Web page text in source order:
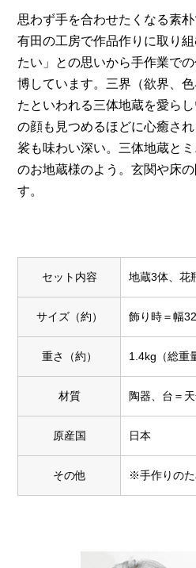
思わず手を合わせたくなる素
有田の工房で作品作りに取り
たい」との思いから手作業で
博しています。三界（欲界、
たといわれる三体地蔵を愛ら
の顔も見つめるほどに心癒さ
裟も味わい深い。三体地蔵と
のお地蔵様のよう。玄関や床
す。
セット内容 地蔵3体、花
サイズ（約） 飾り時＝幅
重さ（約） 1.4kg（総重
材質 陶器、台＝天
原産国 日本
その他 ※手作りのた